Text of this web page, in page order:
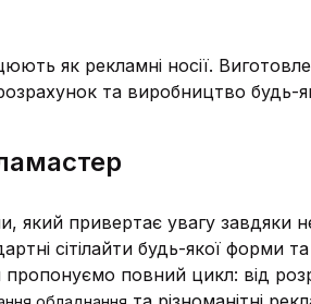
як рекламні носії.
та виробництво будь-
який привертає увагу завдяки
сітілайти будь-якої форми
повний цикл: від